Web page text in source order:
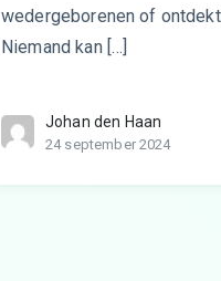
wedergeborenen of
Niemand kan […]
Johan den Haan
24 september 2024